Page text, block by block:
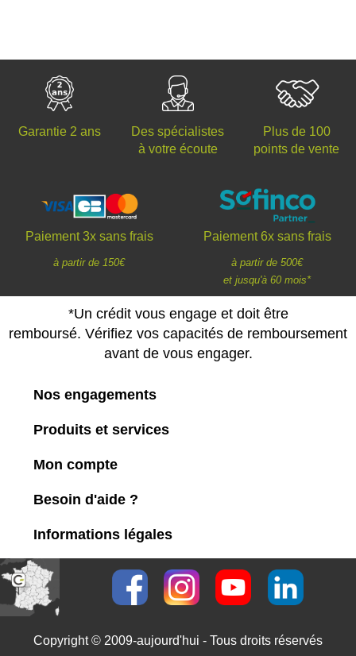
Garantie 2 ans
Des spécialistes
à votre écoute
Plus de 100
points de vente
Paiement 3x sans frais
à partir de 150€
Paiement 6x sans frais
à partir de 500€
et jusqu'à 60 mois*
*Un crédit vous engage et doit être
remboursé. Vérifiez vos capacités de remboursement
avant de vous engager.
Nos engagements
Produits et services
Mon compte
Besoin d'aide ?
Informations légales
Copyright © 2009-aujourd'hui - Tous droits réservés